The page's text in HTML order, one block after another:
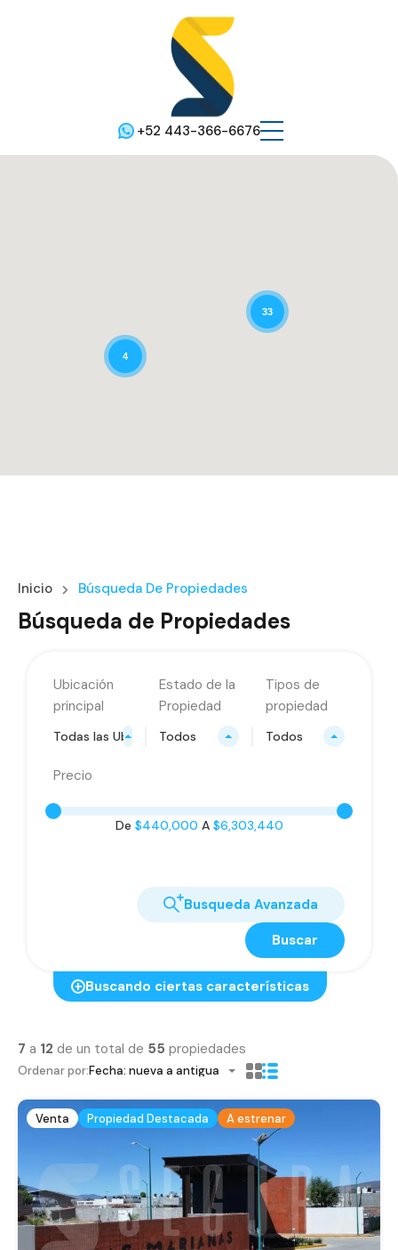
+52 443-366-6676
33
4
Inicio Búsqueda De Propiedades
Búsqueda de Propiedades
Ubicación
principal
Todas las Ubicaciones
Estado de la
Propiedad
Todos
Tipos de
propiedad
Todos
Precio
De $440,000 A $6,303,440
Busqueda Avanzada
Buscar
Buscando ciertas características
7 a 12 de un total de 55 propiedades
Ordenar por:Fecha: nueva a antigua
Venta Propiedad Destacada A estrenar